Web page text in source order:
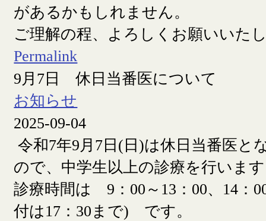
があるかもしれません。
ご理解の程、よろしくお願いいた
Permalink
9月7日 休日当番医について
お知らせ
2025-09-04
令和7年9月7日(日)は休日当番医と
ので、中学生以上の診療を行います
診療時間は 9：00～13：00、14：
付は17：30まで) です。